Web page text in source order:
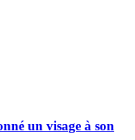
un visage à son